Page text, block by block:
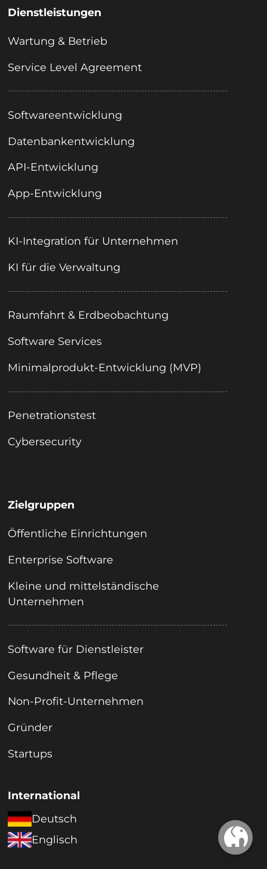
Dienstleistungen
Wartung & Betrieb
Service Level Agreement
Softwareentwicklung
Datenbankentwicklung
API-Entwicklung
App-Entwicklung
KI-Integration für Unternehmen
KI für die Verwaltung
Raumfahrt & Erdbeobachtung
Software Services
Minimalprodukt-Entwicklung (MVP)
Penetrationstest
Cybersecurity
Zielgruppen
Öffentliche Einrichtungen
Enterprise Software
Kleine und mittelständische
Unternehmen
Software für Dienstleister
Gesundheit & Pflege
Non-Profit-Unternehmen
Gründer
Startups
International
Deutsch
Englisch